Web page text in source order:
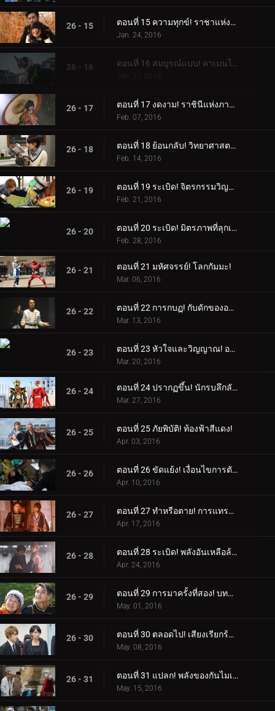
26 - 15 ตอนที่ 15 ความทุกข์! ราชาแห่งการหลบหนีที่ดื้อรั้น!
Jan. 24, 2016
26 - 16
Jan. 31, 2016
26 - 17 ตอนที่ 17 งดงาม! ราชินีแห่งภาพลวงตา!
Feb. 07, 2016
26 - 18 ตอนที่ 18 ย้อนกลับ! วิทยาศาสตร์ลึกลับ!
Feb. 14, 2016
26 - 19 ตอนที่ 19 ระเบิด! จิตรกรรมวิญญาณ!
Feb. 21, 2016
26 - 20 ตอนที่ 20 ระเบิด! มิตรภาพที่ลุกเป็นไฟ!
Feb. 28, 2016
26 - 21 ตอนที่ 21 มหัศจรรย์! โลกกัมมะ!
Mar. 06, 2016
26 - 22 ตอนที่ 22 การกบฏ! กับดักของอาเดล!
Mar. 13, 2016
26 - 23 ตอนที่ 23 หัวใจและวิญญาณ! อายคอนยักษ์!
Mar. 20, 2016
26 - 24 ตอนที่ 24 ปรากฏขึ้น! นักรบลึกลับ!
Mar. 27, 2016
26 - 25 ตอนที่ 25 ภัยพิบัติ! ท้องฟ้าสีแดง!
Apr. 03, 2016
26 - 26 ตอนที่ 26 ขัดแย้ง! เงื่อนไขการตัดสินใจ!
Apr. 10, 2016
26 - 27 ตอนที่ 27 ทำหรือตาย! การแทรกซึมอย่างเด็ดเดี่ยว!
Apr. 17, 2016
26 - 28 ตอนที่ 28 ระเบิด! พลังอันเหลือล้น!
Apr. 24, 2016
26 - 29 ตอนที่ 29 การมาครั้งที่สอง! บททดสอบราชาแห่งการหลบหนี!
May. 01, 2016
26 - 30 ตอนที่ 30 ตลอดไป! เสียงเรียกร้องของหัวใจ!
May. 08, 2016
26 - 31 ตอนที่ 31 แปลก! พลังของกันไมเซอร์!
May. 15, 2016